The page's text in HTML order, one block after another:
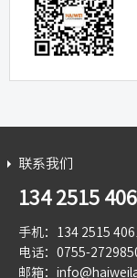
联系我们
134 2515
手机：134 2515
电话：0755-
邮箱：